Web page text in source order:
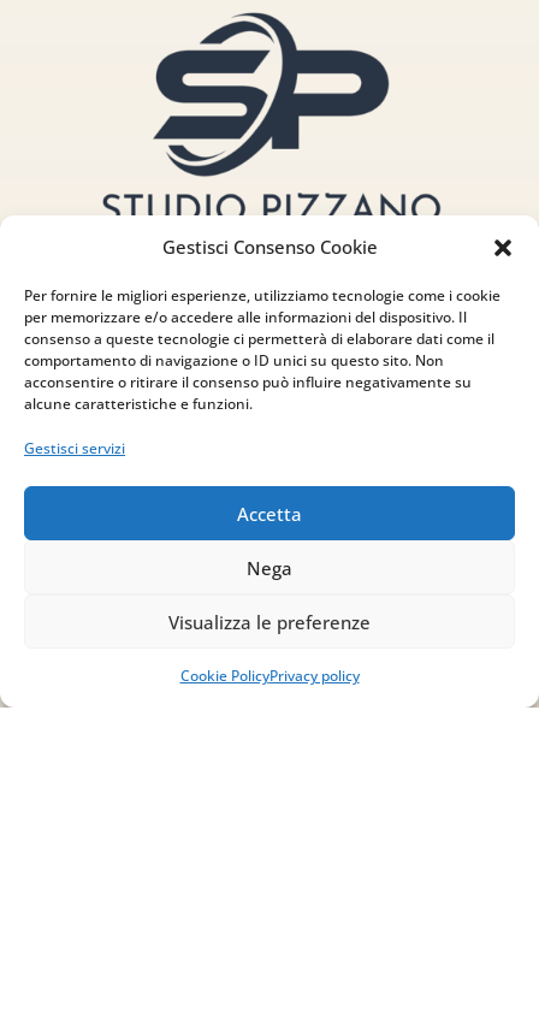
Gestisci Consenso Cookie
Per fornire le migliori esperienze, utilizziamo tecnologie come i cookie
per memorizzare e/o accedere alle informazioni del dispositivo. Il
consenso a queste tecnologie ci permetterà di elaborare dati come il
comportamento di navigazione o ID unici su questo sito. Non
acconsentire o ritirare il consenso può influire negativamente su
alcune caratteristiche e funzioni.
Gestisci servizi
Accetta
Nega
Visualizza le preferenze
Cookie PolicyPrivacy policy
Indirizzo
via Sant’Alessio, 5
Email